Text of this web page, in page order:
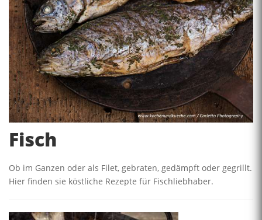
Fisch
Ob im Ganzen oder als Filet, gebraten, gedämpft oder gegrillt.
Hier finden sie köstliche Rezepte für Fischliebhaber.